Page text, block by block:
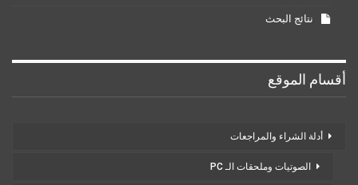
نتائج البحث
أقسام الموقع
أدلة الشراء والمراجعات
الصوتيات وملحقات الـ PC